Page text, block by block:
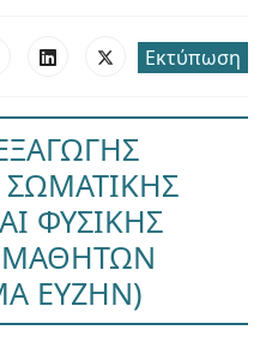
Εκτύπωση
ΦΥΣΙΚΗΣ
ΜΑΘΗΤΩΝ
ΕΥΖΗΝ)